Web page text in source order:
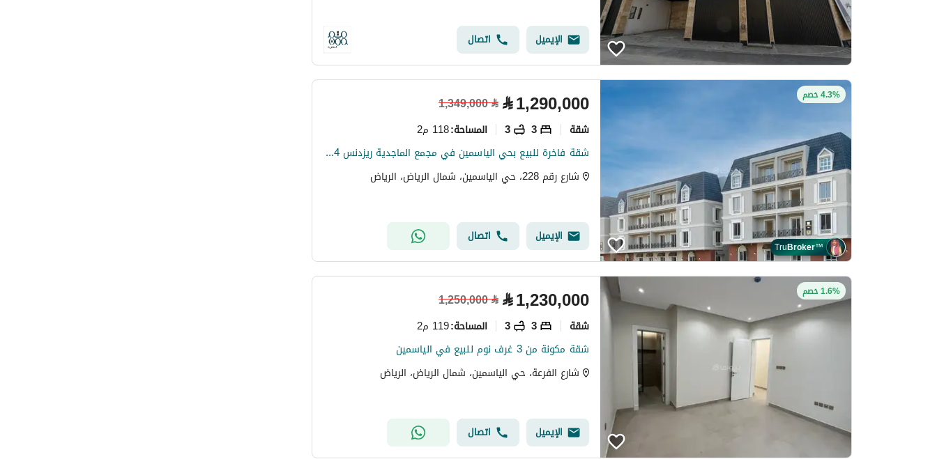
الإيميل اتصال
4.3% خصم
TruBroker™
⃁1,290,000
⃁
1,349,000
شقة 3
3 المساحة:118 م2
شقة فاخرة للبيع بحي الياسمين في مجمع الماجدية ريزدنس 124
شارع رقم 228، حي الياسمين، شمال الرياض، الرياض
الإيميل اتصال
1.6% خصم ⃁1,230,000
⃁
1,250,000
شقة 3
3 المساحة:119 م2
شقة مكونة من 3 غرف نوم للبيع في الياسمين
شارع الفرعة، حي الياسمين، شمال الرياض، الرياض
الإيميل اتصال